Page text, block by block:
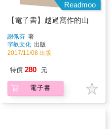
Readmoo
【電子書】越過寫作的山
謝佩芬 著
字畝文化 出版
2017/11/08 出版
特價 280 元
電子書